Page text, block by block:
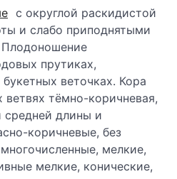
с округлой раскидистой
и слабо приподнятыми
прутиках,
веточках. Кора
тёмно-коричневая,
длины и
коричневые, без
мелкие,
мелкие, конические,